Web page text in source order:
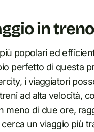
in treno
popolari ed
perfetto di questa
i viaggiatori
ad alta velocità,
meno di due ore,
un viaggio più